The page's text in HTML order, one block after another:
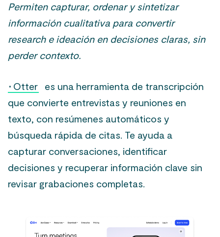
Permiten capturar, ordenar y sintetizar
información cualitativa para convertir
research e ideación en decisiones claras, sin
perder contexto.
· Otter es una herramienta de transcripción
que convierte entrevistas y reuniones en
texto, con resúmenes automáticos y
búsqueda rápida de citas. Te ayuda a
capturar conversaciones, identificar
decisiones y recuperar información clave sin
revisar grabaciones completas.